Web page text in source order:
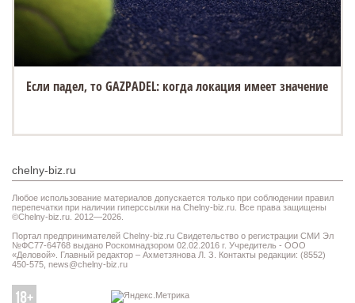
«Белый город» открывает новую площадку на Спасской
chelny-biz.ru
Любое использование материалов допускается только при соблюдении правил
перепечатки при наличии гиперссылки на Chelny-biz.ru. Все права защищены
©Chelny-biz.ru. 2012—2026.
Портал предпринимателей Chelny-biz.ru Свидетельство о регистрации СМИ Эл
№ФС77-64768 выдано Роскомнадзором 02.02.2016 г. Учредитель - ООО
«Деловой». Главный редактор – Ахметзянова Л. З. Контакты редакции: (8552)
450-575, news@chelny-biz.ru